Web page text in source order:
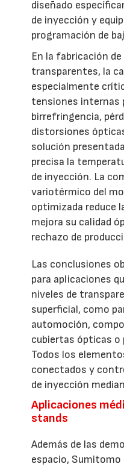
diseñado
de inyección y
programación de
En la fabricación
transparentes, la
especialmente
tensiones internas
birrefringencia,
distorsiones
solución
precisa la
de inyección. La
variotérmico del
optimizada reduce
mejora su calidad
rechazo de
Las conclusiones
para aplicaciones
niveles de
superficial, como
automoción,
cubiertas ópticas o
Todos los
conectados y
de inyección
Aplicaciones
stands
Además de las
espacio, Sumitomo